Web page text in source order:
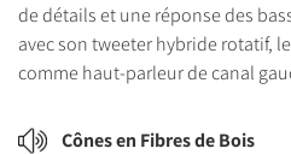
de détails et une réponse des
avec son tweeter hybride rotatif,
comme haut-parleur de canal
Cônes en Fibres de Bois